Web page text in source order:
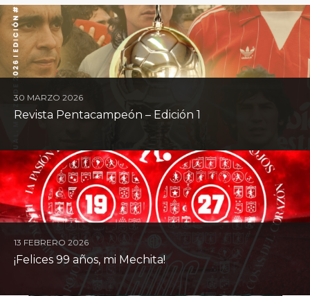
30 MARZO 2026
Revista Pentacampeón – Edición 1
13 FEBRERO 2026
¡Felices 99 años, mi Mechita!